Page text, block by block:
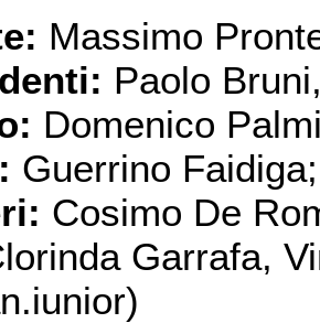
Massimo
Paolo
Domenico
Guerrino Faidiga;
Cosimo De
Garrafa,